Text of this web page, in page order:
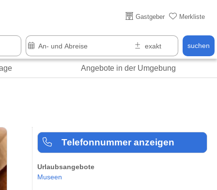
Gastgeber Merkliste
suchen
Über 25 Jahre online
Angebote in der Umgebung
Telefonnummer anzeigen
Urlaubsangebote
Museen